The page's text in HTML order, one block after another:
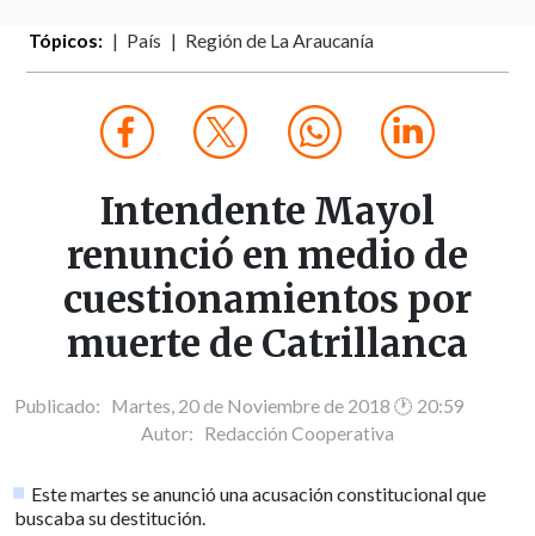
Tópicos: País Región de La Araucanía
Intendente Mayol
renunció en medio de
cuestionamientos por
muerte de Catrillanca
Publicado: Martes, 20 de Noviembre de 2018 🕐 20:59
Autor: Redacción Cooperativa
Este martes se anunció una acusación constitucional que
buscaba su destitución.